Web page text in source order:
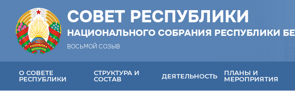
СОВЕТ РЕСПУБЛИКИ
НАЦИОНАЛЬНОГО СОБРАНИЯ РЕСПУБЛИКИ
ВОСЬМОЙ СОЗЫВ
О СОВЕТЕ
РЕСПУБЛИКИ
СТРУКТУРА И
СОСТАВ
ДЕЯТЕЛЬНОСТЬ
ПЛАНЫ И
МЕРОПРИЯТИЯ